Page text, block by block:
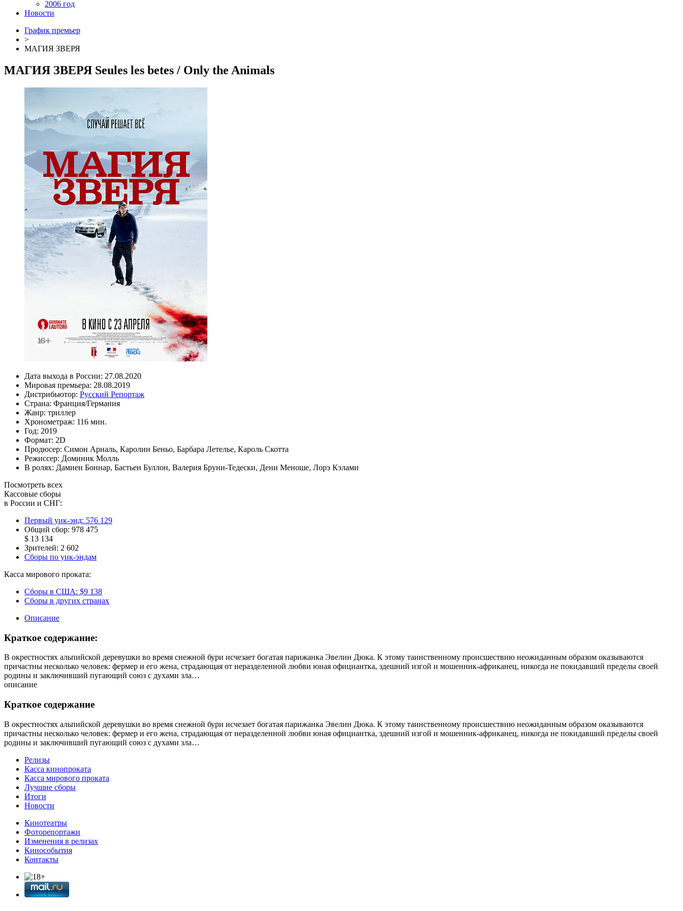
2006 год
Новости
График премьер
>
МАГИЯ ЗВЕРЯ
МАГИЯ ЗВЕРЯ Seules les betes / Only the Animals
Дата выхода в России: 27.08.2020
Мировая премьера: 28.08.2019
Дистрибьютор: Русский Репортаж
Страна: Франция/Германия
Жанр: триллер
Хронометраж: 116 мин.
Год: 2019
Формат: 2D
Продюсер: Симон Арналь, Каролин Беньо, Барбара Летелье, Кароль Скотта
Режиссер: Доминик Молль
В ролях: Дамиен Боннар, Бастьен Буллон, Валерия Бруни-Тедески, Дени Меноше, Лорэ Кэлами
Посмотреть всех
Кассовые сборы
в России и СНГ:
Первый уик-энд: 576 129
Общий сбор: 978 475
$ 13 134
Зрителей: 2 602
Сборы по уик-эндам
Касса мирового проката:
Сборы в США: $9 138
Сборы в других странах
Описание
Краткое содержание:
В окрестностях альпийской деревушки во время снежной бури исчезает богатая парижанка Эвелин Дюка. К этому таинственному происшествию неожиданным образом оказываются
причастны несколько человек: фермер и его жена, страдающая от неразделенной любви юная официантка, здешний изгой и мошенник-африканец, никогда не покидавший пределы своей
родины и заключивший пугающий союз с духами зла…
описание
Краткое содержание
В окрестностях альпийской деревушки во время снежной бури исчезает богатая парижанка Эвелин Дюка. К этому таинственному происшествию неожиданным образом оказываются
причастны несколько человек: фермер и его жена, страдающая от неразделенной любви юная официантка, здешний изгой и мошенник-африканец, никогда не покидавший пределы своей
родины и заключивший пугающий союз с духами зла…
Релизы
Касса кинопроката
Касса мирового проката
Лучшие сборы
Итоги
Новости
Кинотеатры
Фоторепортажи
Изменения в релизах
Кинособытия
Контакты